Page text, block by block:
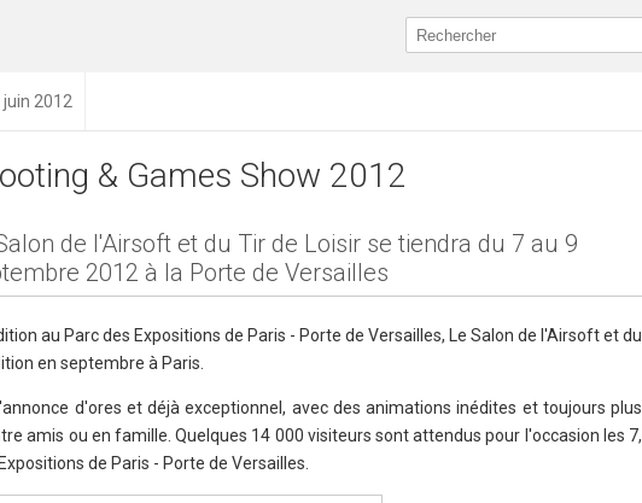
2012
& Games Show 2012
de l'Airsoft et du Tir de Loisir se tiendra du 7 au 9
2012 à la Porte de Versailles
au Parc des Expositions de Paris - Porte de Versailles, Le Salon de l'Airsoft et du
en septembre à Paris.
d'ores et déjà exceptionnel, avec des animations inédites et toujours plus
amis ou en famille. Quelques 14 000 visiteurs sont attendus pour l'occasion les 7,
de Paris - Porte de Versailles.